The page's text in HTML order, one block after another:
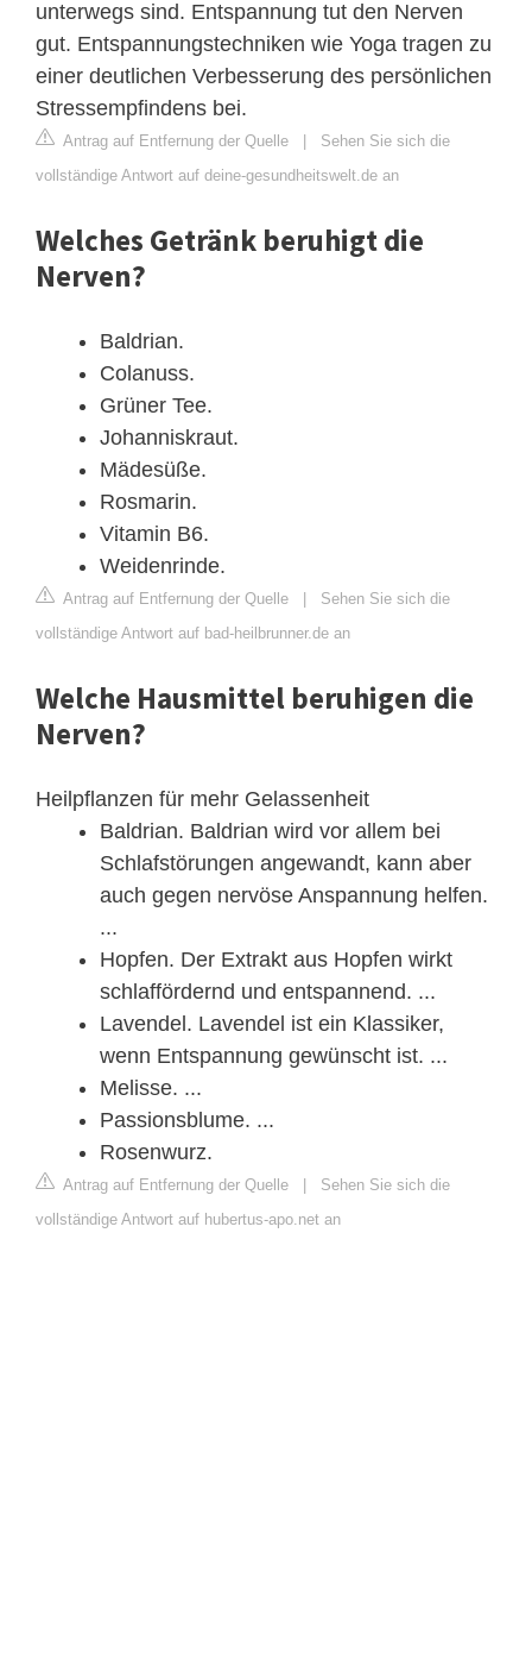
unterwegs sind. Entspannung tut den Nerven
gut. Entspannungstechniken wie Yoga tragen zu
einer deutlichen Verbesserung des persönlichen
Stressempfindens bei.
Antrag auf Entfernung der Quelle | Sehen Sie sich die
vollständige Antwort auf deine-gesundheitswelt.de an
Welches Getränk beruhigt die
Nerven?
Baldrian.
Colanuss.
Grüner Tee.
Johanniskraut.
Mädesüße.
Rosmarin.
Vitamin B6.
Weidenrinde.
Antrag auf Entfernung der Quelle | Sehen Sie sich die
vollständige Antwort auf bad-heilbrunner.de an
Welche Hausmittel beruhigen die
Nerven?
Heilpflanzen für mehr Gelassenheit
Baldrian. Baldrian wird vor allem bei
Schlafstörungen angewandt, kann aber
auch gegen nervöse Anspannung helfen.
...
Hopfen. Der Extrakt aus Hopfen wirkt
schlaffördernd und entspannend. ...
Lavendel. Lavendel ist ein Klassiker,
wenn Entspannung gewünscht ist. ...
Melisse. ...
Passionsblume. ...
Rosenwurz.
Antrag auf Entfernung der Quelle | Sehen Sie sich die
vollständige Antwort auf hubertus-apo.net an